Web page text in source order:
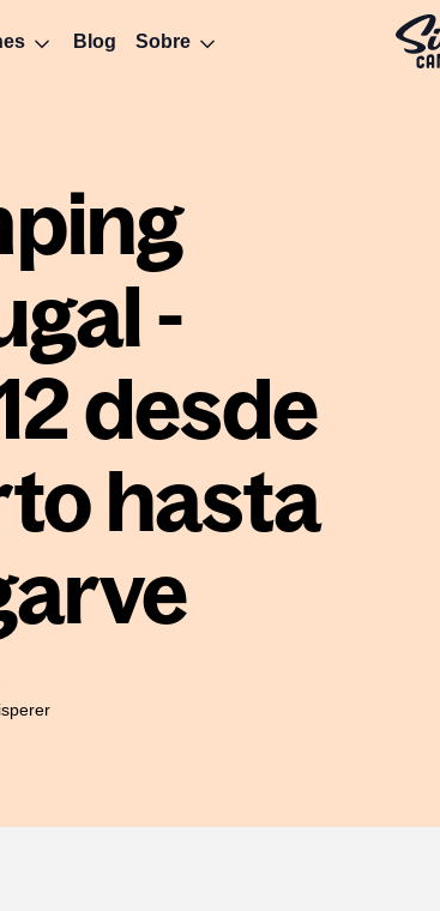
Blog Sobre
-
desde
hasta